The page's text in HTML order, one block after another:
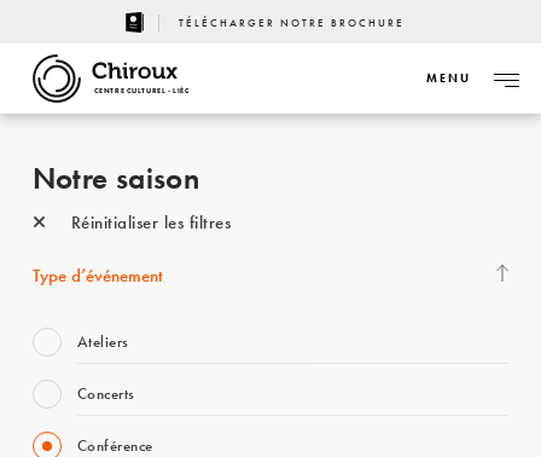
TÉLÉCHARGER NOTRE BROCHURE
CENTRE CULTUREL - LIÈGE
MENU
Notre saison
Réinitialiser les filtres
Type d’événement
Ateliers
Concerts
Conférence